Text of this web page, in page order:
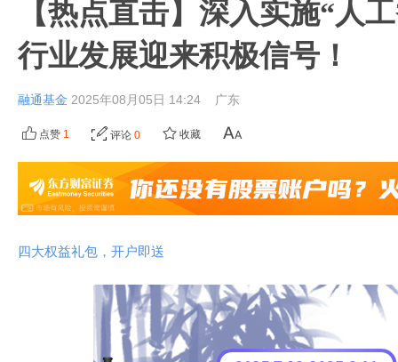
【热点直击】深入实施“人
行业发展迎来积极信号！
融通基金 2025年08月05日 14:24 广东
点赞 1 评论 0 收藏
四大权益礼包，开户即送